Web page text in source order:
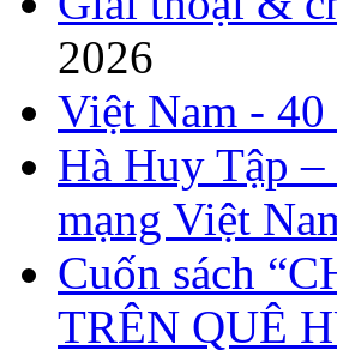
2026
Việt Nam -
Hà Huy Tập –
mạng Việt
Cuốn sách
TRÊN QUÊ